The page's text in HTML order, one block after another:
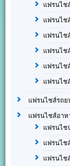
แฟรนไช
แฟรนไช
แฟรนไช
แฟรนไช
แฟรนไช
แฟรนไช
แฟรนไชส์รถย
แฟรนไชส์อาห
แฟรนไช
แฟรนไช
แฟรนไช